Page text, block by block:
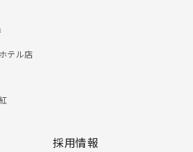
テル店
採用情報